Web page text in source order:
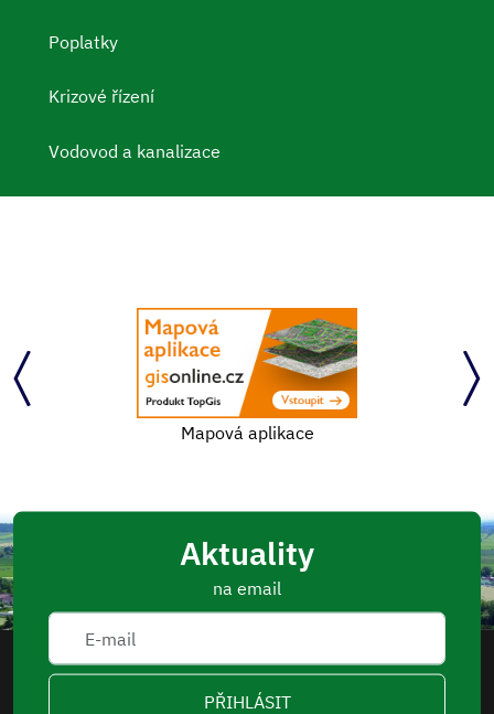
Poplatky
Krizové řízení
Vodovod a kanalizace
Mapová aplikace
Aktuality
na email
PŘIHLÁSIT